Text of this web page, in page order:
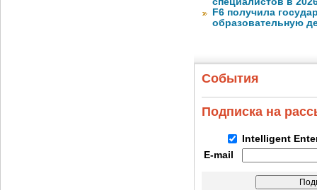
F6 получила
образовательную
События
Подписка на
Intelligent
E-mail